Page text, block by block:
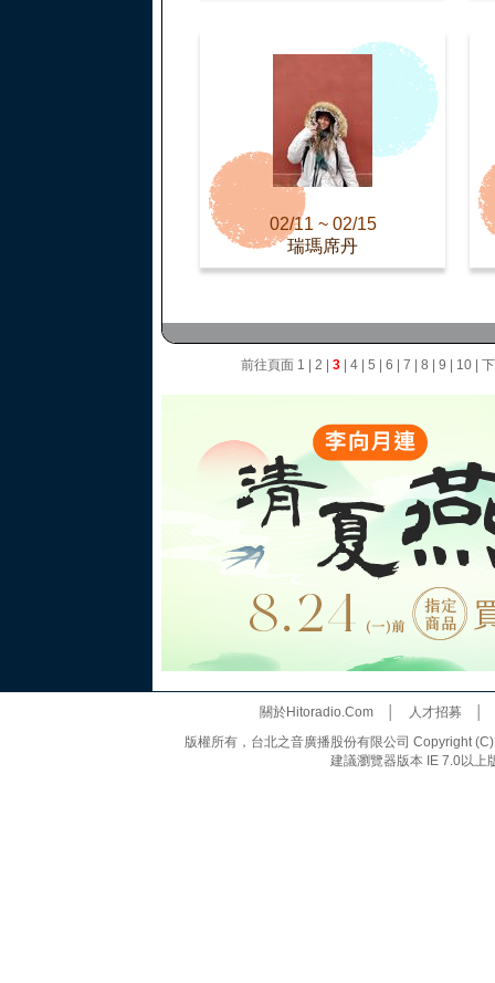
02/11 ~ 02/15
瑞瑪席丹
前往頁面 1 2 3| 4| 5 6 7 8 9 10|
關於Hitoradio.Com│ 人才招募
版權所有，台北之音廣播股份有限公司 Copyright
建議瀏覽器版本 IE 7.0以上